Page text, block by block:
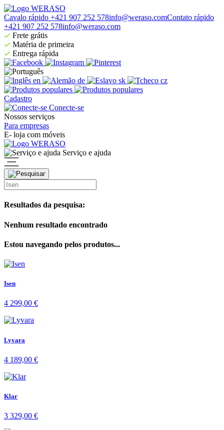
Cavalo rápido +421 907 252 578info@weraso.comContato rápido
+421 907 252 578info@weraso.com
Frete grátis
Matéria de primeira
Entrega rápida
en de sk cz
Cadastro
Conecte-se
Nossos serviços
Para empresas
E- loja com móveis
Serviço e ajuda
Resultados da pesquisa:
Nenhum resultado encontrado
Estou navegando pelos produtos...
Isen
4 299,00 €
Lyvara
4 189,00 €
Klar
3 329,00 €